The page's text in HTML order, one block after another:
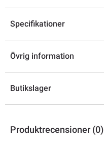
Specifikationer
Övrig information
Butikslager
Produktrecensioner (0)